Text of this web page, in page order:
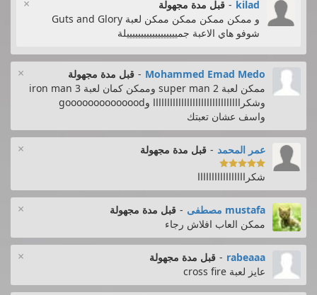
× kilad
- قبل مدة مجهولة
و ممكن ممكن ممكن ممكن لعبة Guts and Glory
شوفو هاي الاعبة جمييييييييييييييييييلة
× Mohammed Emad Medo
- قبل مدة مجهولة
ممكن لعبة super man 2 وممكن كمان لعبة iron man 3
وشكرااااااااااااااااااااااااااااااا وgoooooooooooood
واسف عشان تعبتك
× عمر المحمد - قبل مدة مجهولة

شكرااااااااااااااااا
× mustafa مصطفى - قبل مدة مجهولة
ممكن العاب افلاش رجاء
× rabeaaa
- قبل مدة مجهولة
عايز لعبة cross fire